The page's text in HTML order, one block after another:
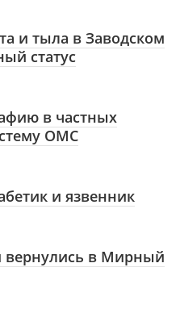
и тыла в Заводском
статус
в частных
ОМС
и язвенник
вернулись в Мирный